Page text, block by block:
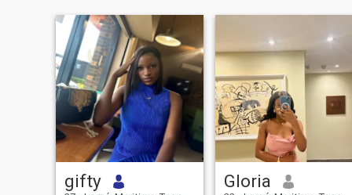
gifty Gloria